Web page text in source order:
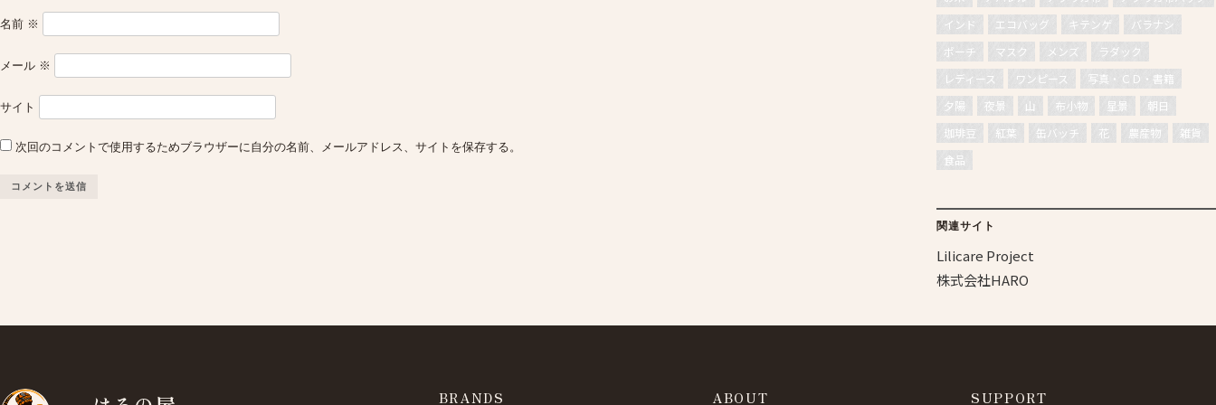
名前 ※
メール ※
サイト
次回のコメントで使用するためブラウザーに自分の名前、メールアドレス、サイトを保存する。
インド
エコバッグ キテンゲ
バラナシ
ポーチ
マスク メンズ
ラダック
レディース
ワンピース
写真・ＣＤ・書籍
夕陽
夜景 山 布小物 星景
朝日
珈琲豆
紅葉 缶バッチ 花 農産物
雑貨
食品
関連サイト
Lilicare Project
株式会社HARO
BRANDS ABOUT SUPPORT